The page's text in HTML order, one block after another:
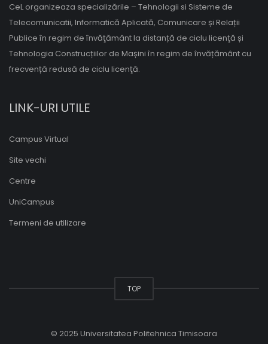
CeL organizeaza specializările – Tehnologii si Sisteme de
Telecomunicatii, Informatică Aplicată, Comunicare și Relații
Publice în regim de învăţământ la distanță de ciclu licenţă și
Tehnologia Construcțiilor de Mașini în regim de învățământ cu
frecvență redusă de ciclu licenţă.
LINK-URI UTILE
Campus Virtual
Site vechi
Centre
UniCampus
Termeni de utilizare
TOP
© 2025 Universitatea Politehnica Timisoara